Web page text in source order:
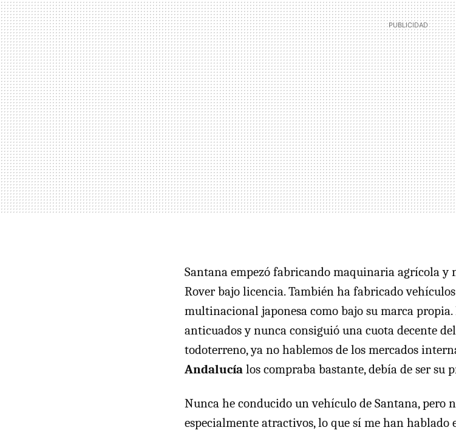
Santana empezó fabricando maquinaria agrícola y
Rover bajo licencia. También ha fabricado
multinacional japonesa como bajo su marca propia.
anticuados y nunca consiguió una cuota decente
todoterreno, ya no hablemos de los mercados
Andalucía los compraba bastante, debía de ser su
Nunca he conducido un vehículo de Santana, pero
especialmente atractivos, lo que sí me han hablado